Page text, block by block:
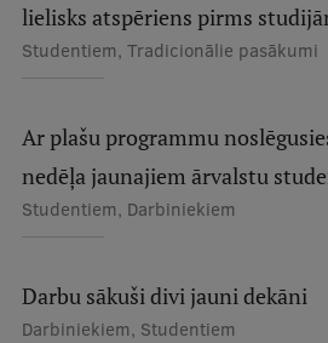
Muzeji un ekspozīcijas
Ģerbonis
Virtuālā tūre
Studiju un vides pieejamība
lielisks atspēriens pirms
Studentiem, Tradicionālie pasākumi
Ar plašu programmu
nedēļa jaunajiem ārvalstu
Studentiem, Darbiniekiem
Darbu sākuši divi jauni dekāni
Darbiniekiem, Studentiem